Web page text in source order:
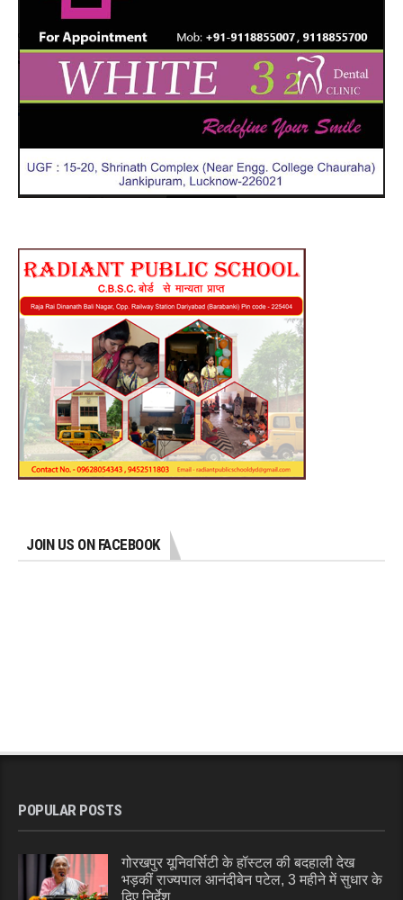
JOIN US ON FACEBOOK
POPULAR POSTS
गोरखपुर यूनिवर्सिटी के हॉस्टल की बदहाली देख
भड़कीं राज्यपाल आनंदीबेन पटेल, 3 महीने में सुधार के